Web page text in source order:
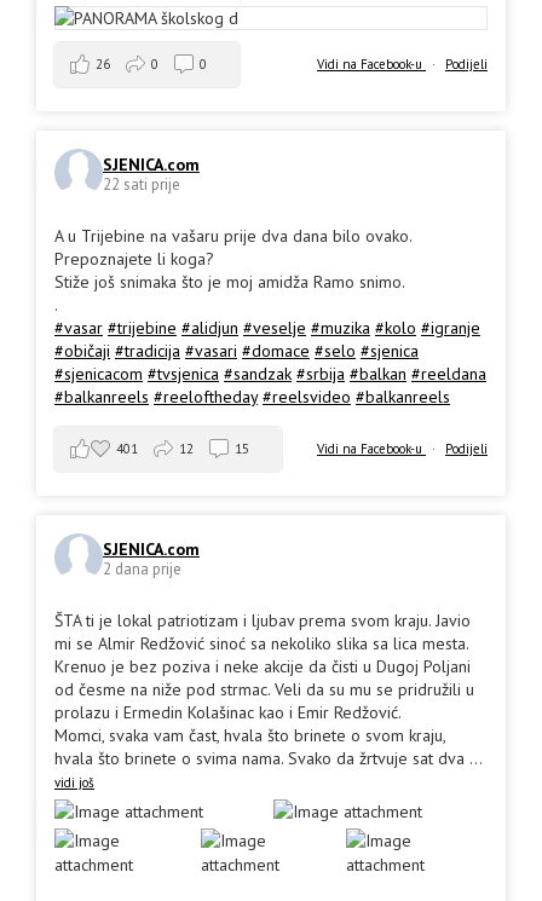
Vidi na Facebook-u · Podijeli
26 0 0
SJENICA.com
22 sati prije
A u Trijebine na vašaru prije dva dana bilo ovako.
Prepoznajete li koga?
Stiže još snimaka što je moj amidža Ramo snimo.
.
#vasar #trijebine #alidjun #veselje #muzika #kolo #igranje
#običaji #tradicija #vasari #domace #selo #sjenica
#sjenicacom #tvsjenica #sandzak #srbija #balkan #reeldana
#balkanreels #reeloftheday #reelsvideo #balkanreels
Vidi na Facebook-u · Podijeli
401 12 15
SJENICA.com
2 dana prije
ŠTA ti je lokal patriotizam i ljubav prema svom kraju. Javio
mi se Almir Redžović sinoć sa nekoliko slika sa lica mesta.
Krenuo je bez poziva i neke akcije da čisti u Dugoj Poljani
od česme na niže pod strmac. Veli da su mu se pridružili u
prolazu i Ermedin Kolašinac kao i Emir Redžović.
Momci, svaka vam čast, hvala što brinete o svom kraju,
hvala što brinete o svima nama. Svako da žrtvuje sat dva ...
vidi još